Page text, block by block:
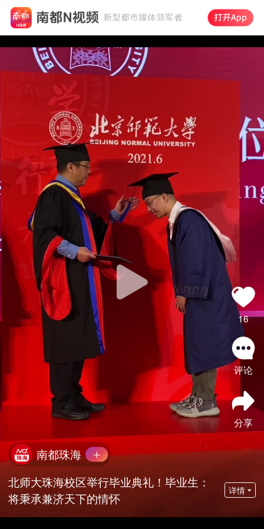
16
评论
分享
南都珠海
北师大珠海校区举行毕业典礼！毕业生：
将秉承兼济天下的情怀
详情